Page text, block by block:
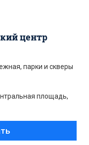
центр
парки и скверы
площадь,